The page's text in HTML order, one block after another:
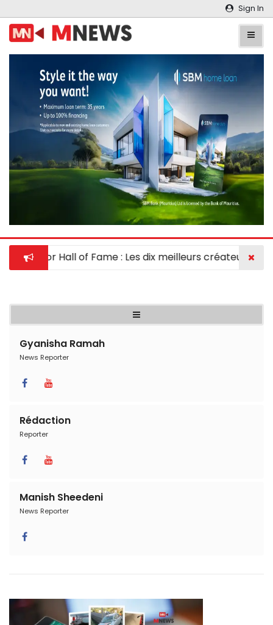
Sign In
Hall of Fame : Les dix meilleurs créateurs
Gyanisha Ramah
News Reporter
Rédaction
Reporter
Manish Sheedeni
News Reporter